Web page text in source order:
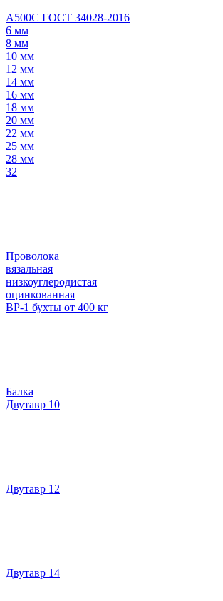
А500С ГОСТ 34028-2016
6 мм
8 мм
10 мм
12 мм
14 мм
16 мм
18 мм
20 мм
22 мм
25 мм
28 мм
32
Проволока
вязальная
низкоуглеродистая
оцинкованная
ВР-1 бухты от 400 кг
Балка
Двутавр 10
Двутавр 12
Двутавр 14